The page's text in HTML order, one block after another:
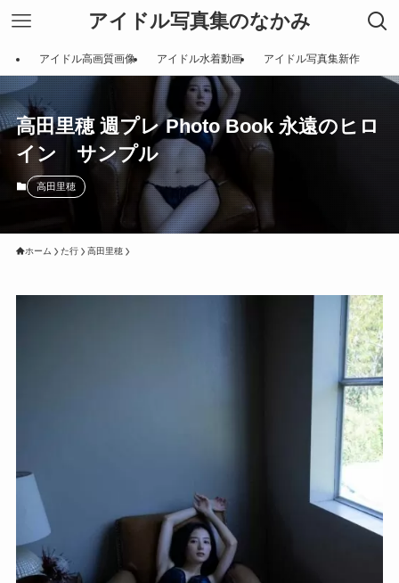
アイドル写真集のなかみ
アイドル高画質画像 アイドル水着動画 アイドル写真集新作
高田里穂 週プレ Photo Book 永遠のヒロ
イン サンプル
高田里穂
ホーム た行 高田里穂